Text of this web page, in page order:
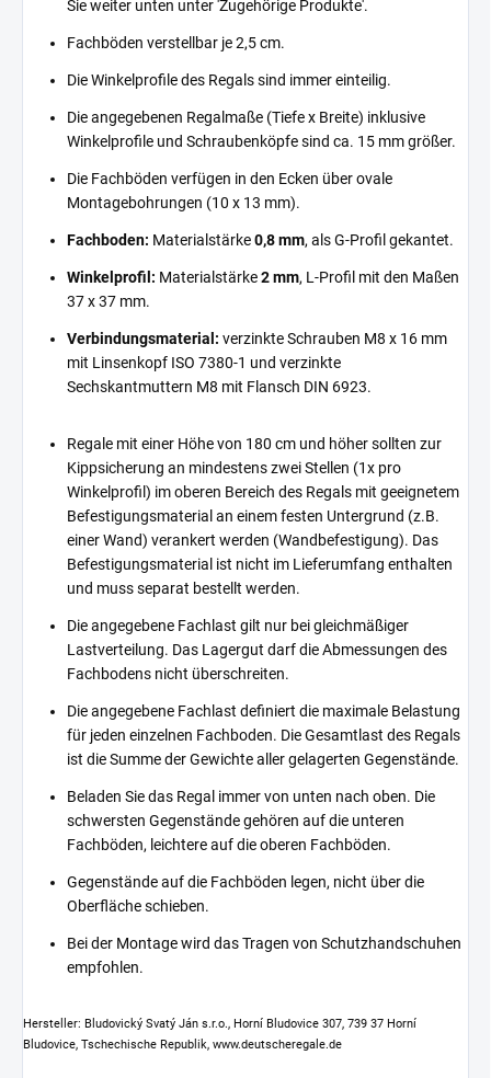
Sie weiter unten unter 'Zugehörige Produkte'.
Fachböden verstellbar je 2,5 cm.
Die Winkelprofile des Regals sind immer einteilig.
Die angegebenen Regalmaße (Tiefe x Breite) inklusive
Winkelprofile und Schraubenköpfe sind ca. 15 mm größer.
Die Fachböden verfügen in den Ecken über ovale
Montagebohrungen (10 x 13 mm).
Fachboden: Materialstärke0,8 mm, als G-Profil gekantet.
Winkelprofil: Materialstärke2 mm, L-Profil mit den Maßen
37 x 37 mm.
Verbindungsmaterial: verzinkte Schrauben M8 x 16 mm
mit Linsenkopf ISO 7380-1 und verzinkte
Sechskantmuttern M8 mit Flansch DIN 6923.
Regale mit einer Höhe von 180 cm und höher sollten zur
Kippsicherung an mindestens zwei Stellen (1x pro
Winkelprofil) im oberen Bereich des Regals mit geeignetem
Befestigungsmaterial an einem festen Untergrund (z.B.
einer Wand) verankert werden (Wandbefestigung). Das
Befestigungsmaterial ist nicht im Lieferumfang enthalten
und muss separat bestellt werden.
Die angegebene Fachlast gilt nur bei gleichmäßiger
Lastverteilung. Das Lagergut darf die Abmessungen des
Fachbodens nicht überschreiten.
Die angegebene Fachlast definiert die maximale Belastung
für jeden einzelnen Fachboden. Die Gesamtlast des Regals
ist die Summe der Gewichte aller gelagerten Gegenstände.
Beladen Sie das Regal immer von unten nach oben. Die
schwersten Gegenstände gehören auf die unteren
Fachböden, leichtere auf die oberen Fachböden.
Gegenstände auf die Fachböden legen, nicht über die
Oberfläche schieben.
Bei der Montage wird das Tragen von Schutzhandschuhen
empfohlen.
Hersteller: Bludovický Svatý Ján s.r.o., Horní Bludovice 307, 739 37 Horní
Bludovice, Tschechische Republik, www.deutscheregale.de